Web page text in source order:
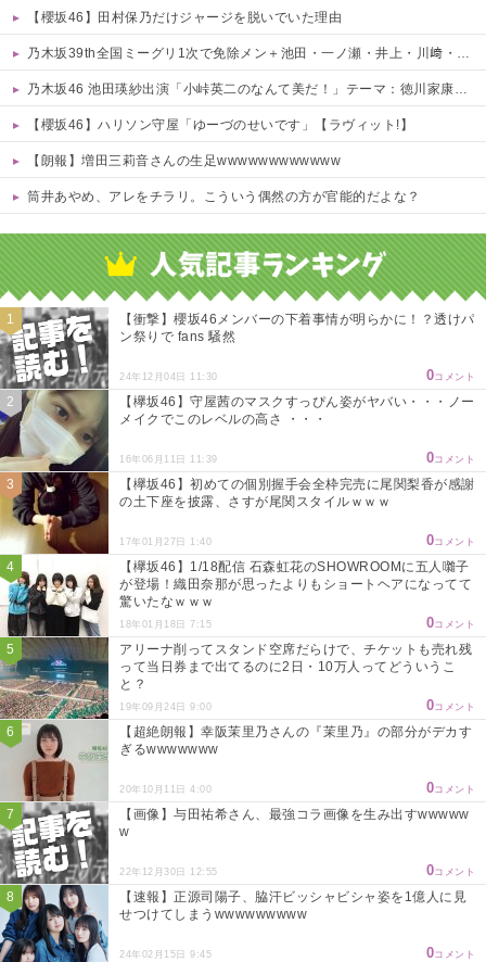
【櫻坂46】田村保乃だけジャージを脱いでいた理由
乃木坂39th全国ミーグリ1次で免除メン＋池田・一ノ瀬・井上・川﨑・菅原・中西が全完売
乃木坂46 池田瑛紗出演「小峠英二のなんて美だ！」テーマ：徳川家康【2025.8.5 24:00〜 TOKYO MX】
【櫻坂46】ハリソン守屋「ゆーづのせいです」【ラヴィット!】
【朗報】増田三莉音さんの生足wwwwwwwwwwww
筒井あやめ、アレをチラリ。こういう偶然の方が官能的だよな？
【衝撃】櫻坂46メンバーの下着事情が明らかに！？透けパ
ン祭りで fans 騒然
24年12月04日 11:30 0コメント
【欅坂46】守屋茜のマスクすっぴん姿がヤバい・・・ノー
メイクでこのレベルの高さ ・・・
16年06月11日 11:39 0コメント
【欅坂46】初めての個別握手会全枠完売に尾関梨香が感謝
の土下座を披露、さすが尾関スタイルｗｗｗ
17年01月27日 1:40 0コメント
【欅坂46】1/18配信 石森虹花のSHOWROOMに五人囃子
が登場！織田奈那が思ったよりもショートヘアになってて
驚いたなｗｗｗ
18年01月18日 7:15 0コメント
アリーナ削ってスタンド空席だらけで、チケットも売れ残
って当日券まで出てるのに2日・10万人ってどういうこ
と？
19年09月24日 9:00 0コメント
【超絶朗報】幸阪茉里乃さんの『茉里乃』の部分がデカす
ぎるwwwwwww
20年10月11日 4:00 0コメント
【画像】与田祐希さん、最強コラ画像を生み出すwwwww
w
22年12月30日 12:55 0コメント
【速報】正源司陽子、脇汗ビッシャビシャ姿を1億人に見
せつけてしまうwwwwwwwww
24年02月15日 9:45 0コメント